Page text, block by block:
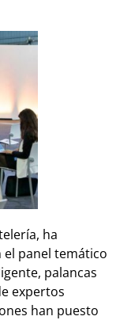
ha
el panel temático
palancas
expertos
han puesto